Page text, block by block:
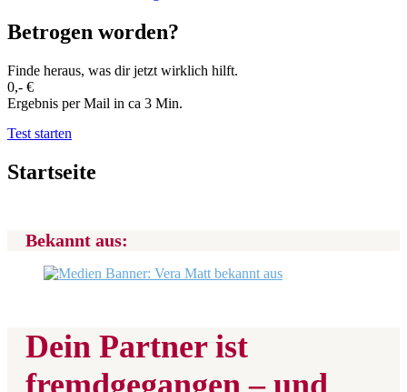
Betrogen worden?
Finde heraus, was dir jetzt wirklich hilft.
0,- €
Ergebnis per Mail in ca 3 Min.
Test starten
Startseite
Bekannt aus:
Dein Partner ist